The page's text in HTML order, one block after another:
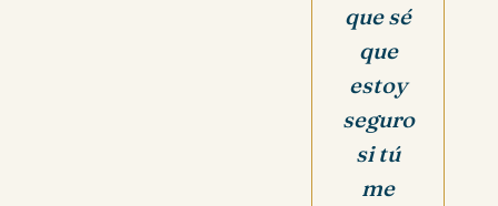
que sé
que
estoy
seguro
si tú
me